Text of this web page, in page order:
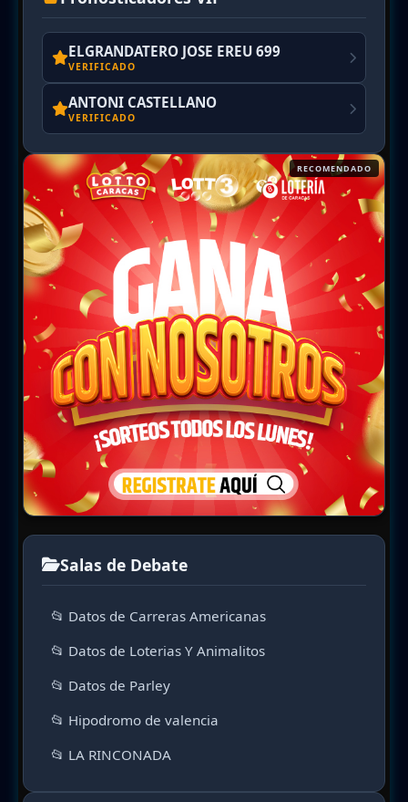
ELGRANDATERO JOSE EREU 699
VERIFICADO
ANTONI CASTELLANO
VERIFICADO
RECOMENDADO
Salas de Debate
📂 Datos de Carreras Americanas
📂 Datos de Loterias Y Animalitos
📂 Datos de Parley
📂 Hipodromo de valencia
📂 LA RINCONADA